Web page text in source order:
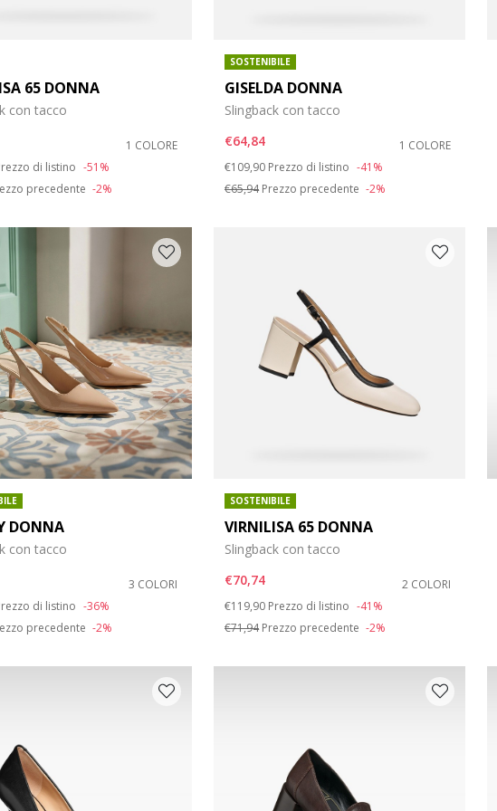
65 DONNA
con tacco
1 COLORE
from
di listino -51%
precedente -2%
SOSTENIBILE
GISELDA DONNA
Slingback con tacco
€64,84
1 COLORE
Price reduced from
€109,90 to
Prezzo di listino -41%
€65,94Prezzo precedente -2%
DONNA
con tacco
3 COLORI
from
di listino -36%
precedente -2%
SOSTENIBILE
VIRNILISA 65 DONNA
Slingback con tacco
€70,74
2 COLORI
Price reduced from
€119,90 to
Prezzo di listino -41%
€71,94Prezzo precedente -2%